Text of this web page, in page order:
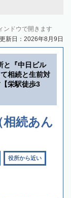
ンドウで開きます
更新日：2026年8月9日
と『中日ビル
相続と生前対
栄駅徒歩3
相続あん
役所から近い